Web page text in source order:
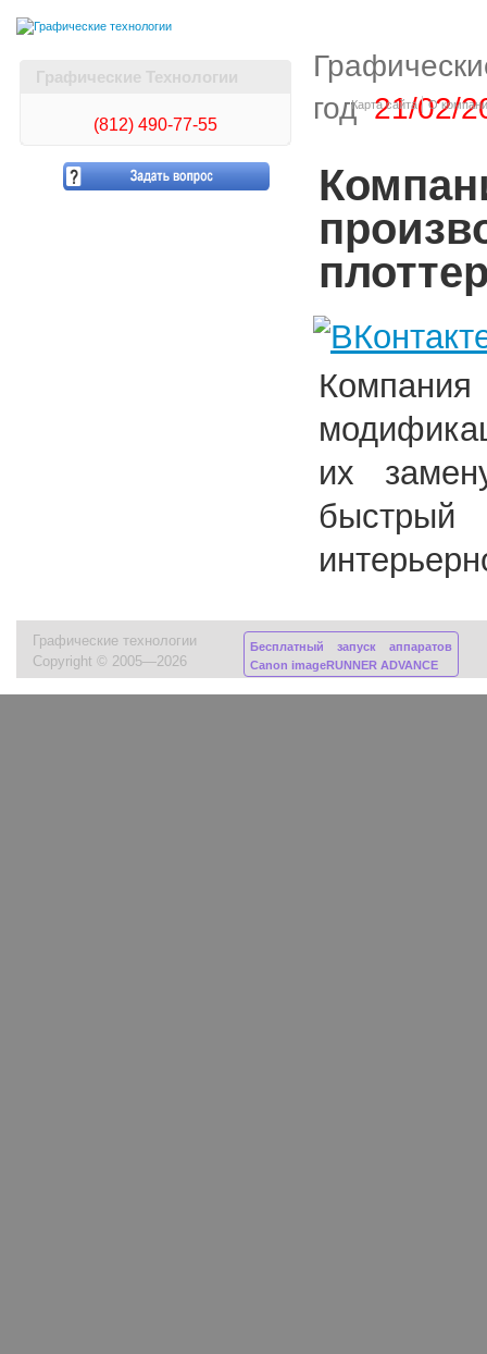
Карта сайта О
Графические Технологии
(812) 490-77-55
год 21/02/
их
Графические технологии
Copyright © 2005—2026
Бесплатный запуск аппаратов
Canon imageRUNNER ADVANCE